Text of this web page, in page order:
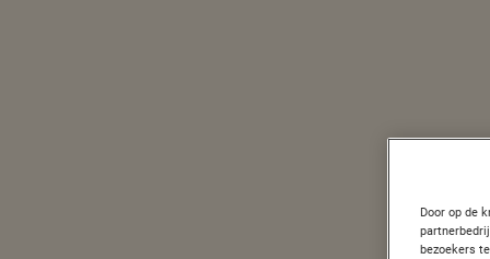
Door op de
bezoekers